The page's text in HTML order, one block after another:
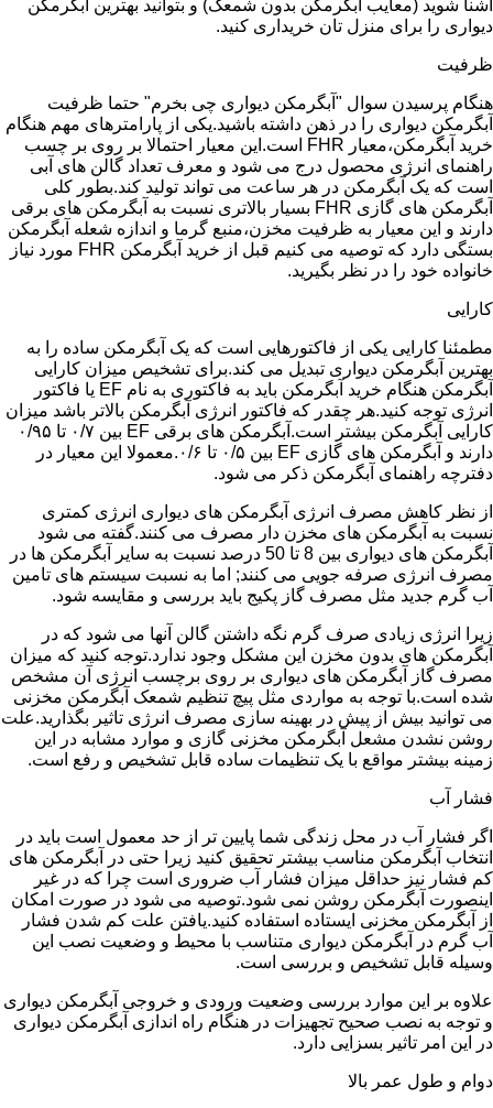
آشنا شوید (معایب ابگرمکن بدون شمعک) و بتوانید بهترین آبگرمکن
دیواری را برای منزل تان خریداری کنید.
ظرفیت
هنگام پرسیدن سوال "آبگرمکن دیواری چی بخرم" حتما ظرفیت
آبگرمکن دیواری را در ذهن داشته باشید.یکی از پارامترهای مهم هنگام
خرید آبگرمکن،معیار FHR است.این معیار احتمالا بر روی بر چسب
راهنمای انرژی محصول درج می شود و معرف تعداد گالن های آبی
است که یک آبگرمکن در هر ساعت می تواند تولید کند.بطور کلی
آبگرمکن های گازی FHR بسیار بالاتری نسبت به آبگرمکن های برقی
دارند و این معیار به ظرفیت مخزن،منبع گرما و اندازه شعله آبگرمکن
بستگی دارد که توصیه می کنیم قبل از خرید آبگرمکن FHR مورد نیاز
خانواده خود را در نظر بگیرید.
کارایی
مطمئنا کارایی یکی از فاکتورهایی است که یک آبگرمکن ساده را به
بهترین آبگرمکن دیواری تبدیل می کند.برای تشخیص میزان کارایی
آبگرمکن هنگام خرید آبگرمکن باید به فاکتوری به نام EF یا فاکتور
انرژی توجه کنید.هر چقدر که فاکتور انرژی آبگرمکن بالاتر باشد میزان
کارایی آبگرمکن بیشتر است.آبگرمکن های برقی EF بین ۰/۷ تا ۰/۹۵
دارند و آبگرمکن های گازی EF بین ۰/۵ تا ۰/۶.معمولا این معیار در
دفترچه راهنمای آبگرمکن ذکر می شود.
از نظر کاهش مصرف انرژی آبگرمکن های دیواری انرژی کمتری
نسبت به آبگرمکن های مخزن دار مصرف می کنند.گفته می شود
آبگرمکن های دیواری بین 8 تا 50 درصد نسبت به سایر آبگرمکن ها در
مصرف انرژی صرفه جویی می کنند; اما به نسبت سیستم های تامین
آب گرم جدید مثل مصرف گاز پکیج باید بررسی و مقایسه شود.
زیرا انرژی زیادی صرف گرم نگه داشتن گالن آنها می شود که در
آبگرمکن های بدون مخزن این مشکل وجود ندارد.توجه کنید که میزان
مصرف گاز آبگرمکن های دیواری بر روی برچسب انرژی آن مشخص
شده است.با توجه به مواردی مثل پیچ تنظیم شمعک آبگرمکن مخزنی
می توانید بیش از پیش در بهینه سازی مصرف انرژی تاثیر بگذارید.علت
روشن نشدن مشعل آبگرمکن مخزنی گازی و موارد مشابه در این
زمینه بیشتر مواقع با یک تنظیمات ساده قابل تشخیص و رفع است.
فشار آب
اگر فشار آب در محل زندگی شما پایین تر از حد معمول است باید در
انتخاب آبگرمکن مناسب بیشتر تحقیق کنید زیرا حتی در آبگرمکن های
کم فشار نیز حداقل میزان فشار آب ضروری است چرا که در غیر
اینصورت آبگرمکن روشن نمی شود.توصیه می شود در صورت امکان
از آبگرمکن مخزنی ایستاده استفاده کنید.یافتن علت کم شدن فشار
آب گرم در آبگرمکن دیواری متناسب با محیط و وضعیت نصب این
وسیله قابل تشخیص و بررسی است.
علاوه بر این موارد بررسی وضعیت ورودی و خروجی آبگرمکن دیواری
و توجه به نصب صحیح تجهیزات در هنگام راه اندازی آبگرمکن دیواری
در این امر تاثیر بسزایی دارد.
دوام و طول عمر بالا